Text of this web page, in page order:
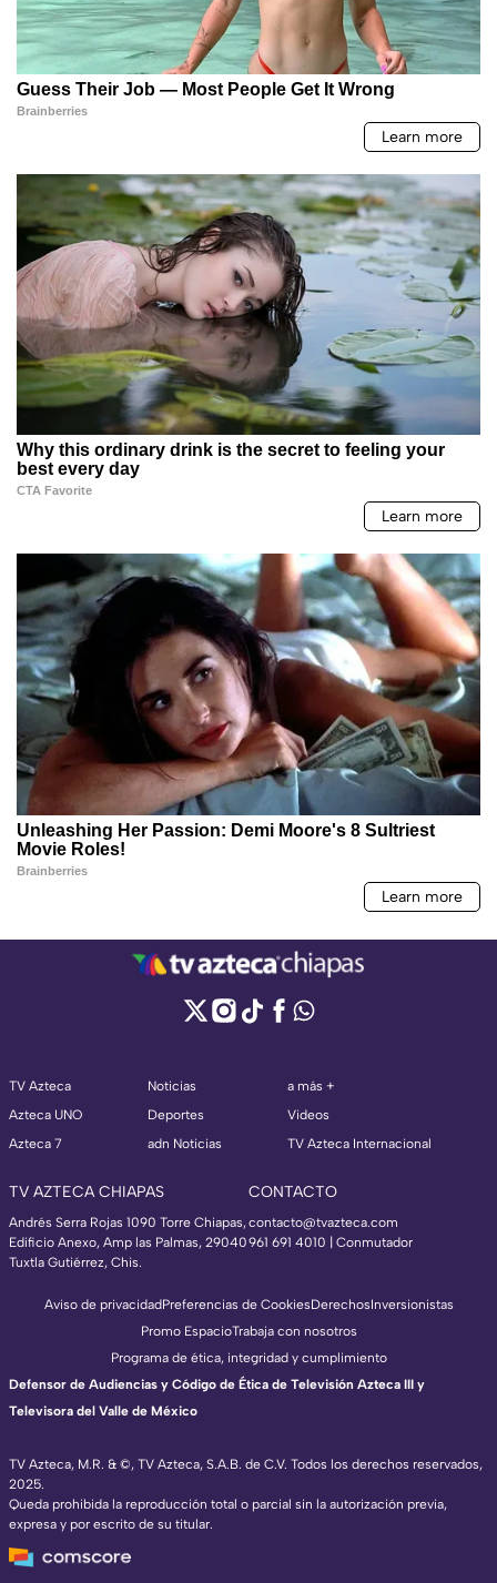
TV Azteca
Azteca UNO
Azteca 7
Noticias
Deportes
adn Noticias
a más +
Videos
TV Azteca Internacional
TV AZTECA CHIAPAS
Andrés Serra Rojas 1090 Torre Chiapas,
Edificio Anexo, Amp las Palmas, 29040
Tuxtla Gutiérrez, Chis.
CONTACTO
contacto@tvazteca.com
961 691 4010 | Conmutador
TV Azteca, M.R. & ©, TV Azteca, S.A.B. de C.V. Todos los derechos reservados,
2025.
Queda prohibida la reproducción total o parcial sin la autorización previa,
expresa y por escrito de su titular.
Aviso de privacidadPreferencias de CookiesDerechosInversionistas
Promo EspacioTrabaja con nosotros
Programa de ética, integridad y cumplimiento
Defensor de Audiencias y Código de Ética de Televisión Azteca III y
Televisora del Valle de México